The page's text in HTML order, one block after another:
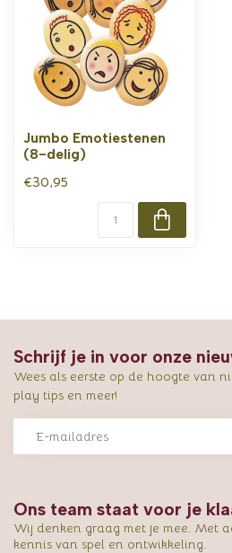
Jumbo Emotiestenen
(8-delig)
€30,95
Ons team staat voor je
Wij denken graag met je mee. Met
kennis van spel en ontwikkeling.
Schrijf je in voor onze
Wees als eerste op de hoogte van
play tips en meer!